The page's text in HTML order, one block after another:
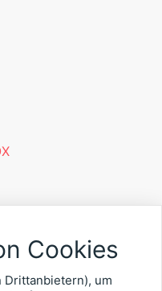
Cookies
Drittanbietern), um